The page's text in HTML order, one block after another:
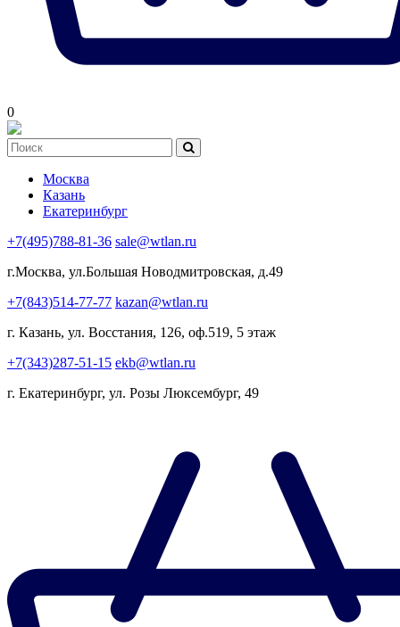
0
Москва
Казань
Екатеринбург
+7(495)788-81-36 sale@wtlan.ru
г.Москва, ул.Большая Новодмитровская, д.49
+7(843)514-77-77 kazan@wtlan.ru
г. Казань, ул. Восстания, 126, оф.519, 5 этаж
+7(343)287-51-15 ekb@wtlan.ru
г. Екатеринбург, ул. Розы Люксембург, 49